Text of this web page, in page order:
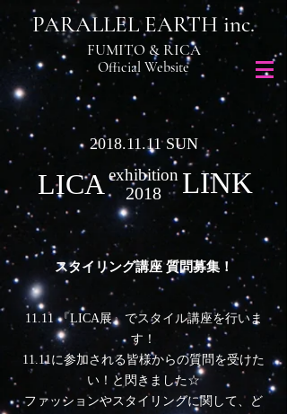
PARALLEL EARTH inc.
FUMITO & RICA
​Official Website
2018.11.11SUN
​LICA 2018
exhibition LINK
スタイリング講座 質問募集！
11.11 『LICA展』でスタイル講座を行いま
す！
11.11に参加される皆様からの質問を受けた
い！と閃きました☆
ファッションやスタイリングに関して、ど